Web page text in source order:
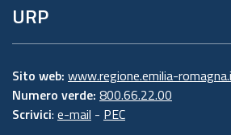
URP
Sito web: www.regione.emilia-
Numero verde: 800.66.22.00
Scrivici: e-mail - PEC